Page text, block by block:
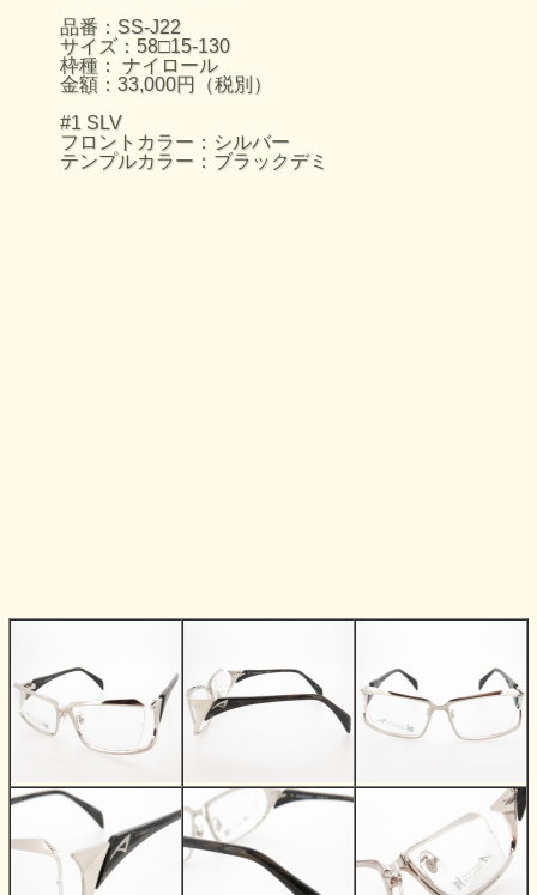
品番：SS-J22
サイズ：58□15-130
枠種： ナイロール
金額：33,000円（税別）
#1 SLV
フロントカラー：シルバー
テンプルカラー：ブラックデミ